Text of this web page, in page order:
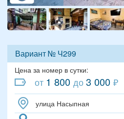
Вариант № Ч299
Цена за номер в сутки:
от 1 800 до3 000 ₽
улица Насыпная